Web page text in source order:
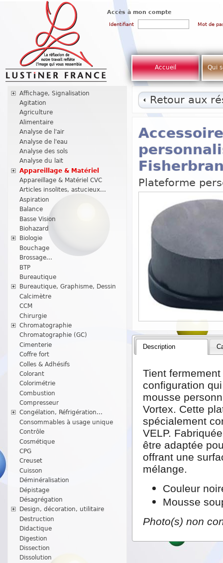
Accès à mon compte
Identifiant Mot de
Accueil Qui
Affichage, Signalisation
Agitation
Agriculture
Alimentaire
Analyse de l'air
Analyse de l'eau
Analyse des sols
Analyse du lait
Appareillage & Matériel
Appareillage & Matériel CVC
Articles insolites, astucieux...
Aspiration
Balance
Basse Vision
Biohazard
Biologie
Bouchage
Brossage...
BTP
Bureautique
Bureautique, Graphisme, Dessin
Calcimètre
CCM
Chirurgie
Chromatographie
Chromatographie (GC)
Cimenterie
Coffre fort
Colles & Adhésifs
Colorant
Colorimétrie
Combustion
Compresseur
Congélation, Réfrigération...
Consommables à usage unique
Contrôle
Cosmétique
CPG
Creuset
Cuisson
Déminéralisation
Dépistage
Désagrégation
Design, décoration, utilitaire
Destruction
Didactique
Digestion
Dissection
Dissolution
Retour aux
Plateforme
Description
Tient
configuration
mousse
Vortex. Cette
spécialement
VELP.
être adaptée
offrant une
mélange.
Couleur
Mousse
Photo(s) non